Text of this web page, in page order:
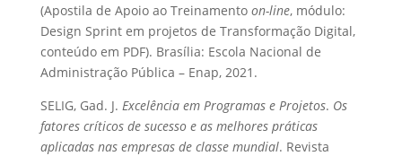
(Apostila de Apoio ao Treinamento on-line, módulo:
Design Sprint em projetos de Transformação Digital,
conteúdo em PDF). Brasília: Escola Nacional de
Administração Pública – Enap, 2021.
SELIG, Gad. J. Excelência em Programas e Projetos. Os
fatores críticos de sucesso e as melhores práticas
aplicadas nas empresas de classe mundial. Revista